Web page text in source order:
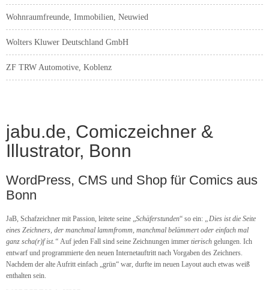
Wohnraumfreunde, Immobilien, Neuwied
Wolters Kluwer Deutschland GmbH
ZF TRW Automotive, Koblenz
jabu.de, Comiczeichner &
Illustrator, Bonn
WordPress, CMS und Shop für Comics aus
Bonn
JaB, Schafzeichner mit Passion, leitete seine „Schäferstunden“ so ein: „Dies ist die Seite
eines Zeichners, der manchmal lammfromm, manchmal belämmert oder einfach mal
ganz scha(r)f ist.“ Auf jeden Fall sind seine Zeichnungen immer tierisch gelungen. Ich
entwarf und programmierte den neuen Internetauftritt nach Vorgaben des Zeichners.
Nachdem der alte Aufritt einfach „grün“ war, durfte im neuen Layout auch etwas weiß
enthalten sein.